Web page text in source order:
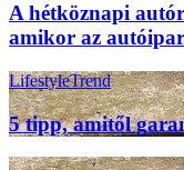
A hétköznapi
amikor az
LifestyleTrend
5 tipp, amitől